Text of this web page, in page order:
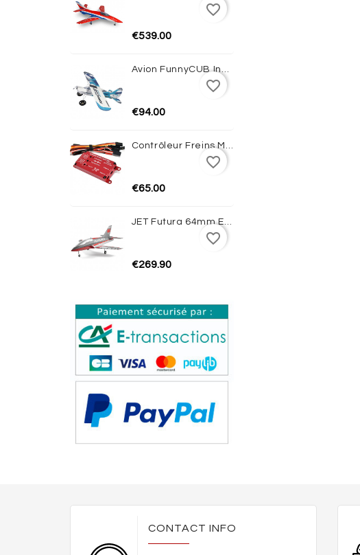
€539.00
favorite_border
€94.00
favorite_border
€65.00
favorite_border
€269.90
favorite_border
CONTACT INFO